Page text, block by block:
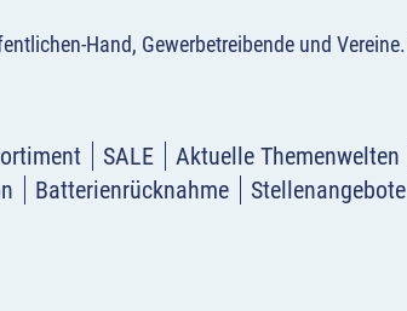
Hand, Gewerbetreibende und Vereine.
SALE Aktuelle Themenwelten
Batterienrücknahme Stellenangebote